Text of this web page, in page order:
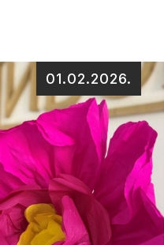
01.02.2026.